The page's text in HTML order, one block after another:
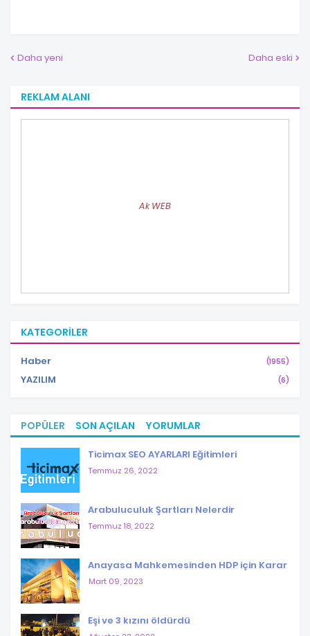
Daha yeni Daha eski
REKLAM ALANI
Ak WEB
KATEGORILER
Haber (1955)
YAZILIM (6)
POPÜLER SON AÇILAN YORUMLAR
Ticimax SEO AYARLARI Eğitimleri
Temmuz 26, 2022
Arabuluculuk Şartları Nelerdir
Temmuz 18, 2022
Anayasa Mahkemesinden HDP için Karar
Mart 09, 2023
Eşi ve 3 kızını öldürdü